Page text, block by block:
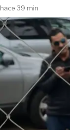
hace 39 min